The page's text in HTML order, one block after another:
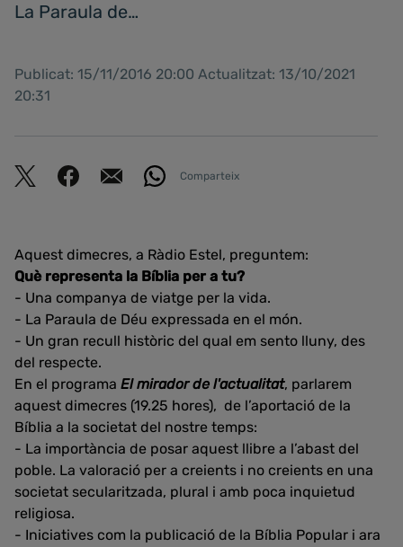
La Paraula de…
Publicat: 15/11/2016 20:00 Actualitzat: 13/10/2021
20:31
Comparteix
Aquest dimecres, a Ràdio Estel, preguntem:
Què representa la Bíblia per a tu?
- Una companya de viatge per la vida.
- La Paraula de Déu expressada en el món.
- Un gran recull històric del qual em sento lluny, des
del respecte.
En el programa El mirador de l'actualitat, parlarem
aquest dimecres (19.25 hores), de l’aportació de la
Bíblia a la societat del nostre temps:
- La importància de posar aquest llibre a l’abast del
poble. La valoració per a creients i no creients en una
societat secularitzada, plural i amb poca inquietud
religiosa.
- Iniciatives com la publicació de la Bíblia Popular i ara